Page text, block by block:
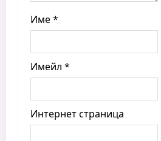
Име*
Имейл *
Интернет страница